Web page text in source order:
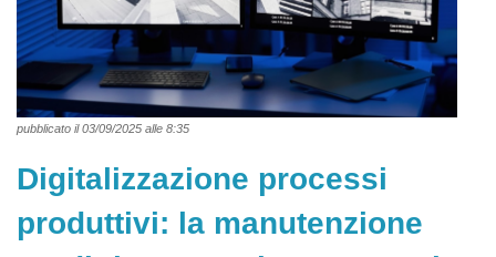
pubblicato il 03/09/2025 alle 8:35
Digitalizzazione processi
produttivi: la manutenzione